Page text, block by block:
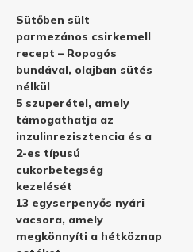
Sütőben sült
parmezános csirkemell
recept – Ropogós
bundával, olajban sütés
nélkül
5 szuperétel, amely
támogathatja az
inzulinrezisztencia és a
2-es típusú
cukorbetegség
kezelését
13 egyserpenyős nyári
vacsora, amely
megkönnyíti a hétköznap